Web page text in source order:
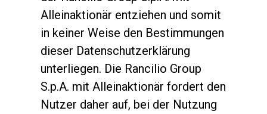
Alleinaktionär entziehen und somit
in keiner Weise den Bestimmungen
dieser Datenschutzerklärung
unterliegen. Die Rancilio Group
S.p.A. mit Alleinaktionär fordert den
Nutzer daher auf, bei der Nutzung